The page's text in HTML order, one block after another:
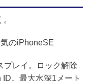
のiPhoneSE
プレイ。ロック解除
。最大水深1メート